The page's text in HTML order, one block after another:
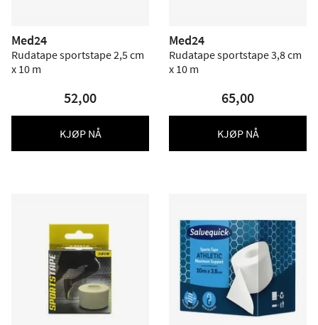
Med24
Rudatape sportstape 2,5 cm
x 10 m
52,00
KJØP NÅ
Med24
Rudatape sportstape 3,8 cm
x 10 m
65,00
KJØP NÅ